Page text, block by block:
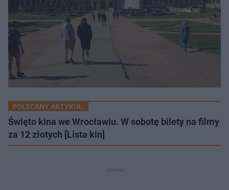
POLECANY ARTYKUŁ:
Święto kina we Wrocławiu. W sobotę bilety na filmy
za 12 złotych [Lista kin]